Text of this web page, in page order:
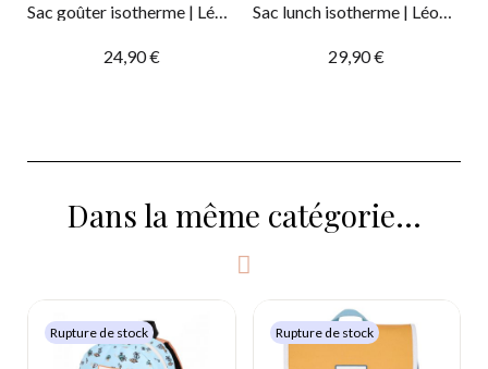
24,90 € 29,90 €
Dans la même catégorie...
Rupture de stock Rupture de stock